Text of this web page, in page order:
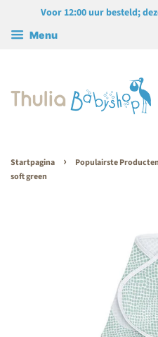
Voor 12:00 uur besteld;
Menu
Startpagina › Populairste
soft green